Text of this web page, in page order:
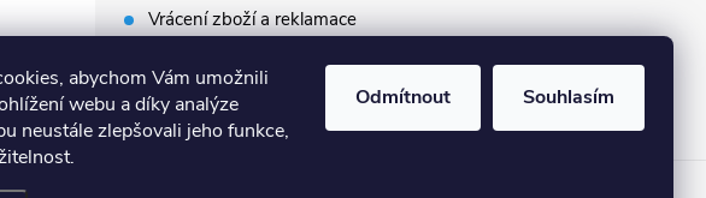
abychom Vám umožnili
webu a díky analýze
neustále zlepšovali jeho funkce,
Odmítnout Souhlasím
Vrácení zboží a reklamace
Prodávané značky
Slovník pojmů